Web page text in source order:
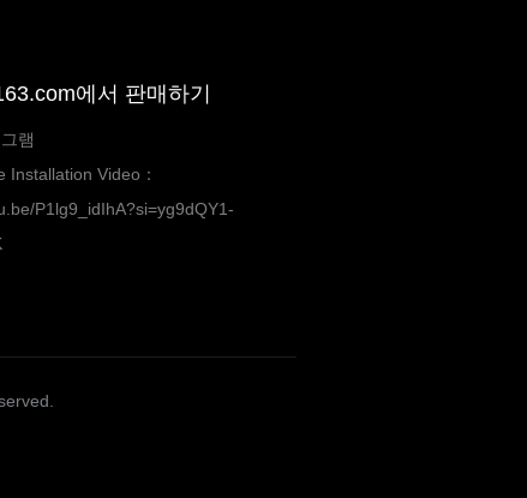
에서 판매하기
램
Installation Video：
P1lg9_idIhA?si=yg9dQY1-